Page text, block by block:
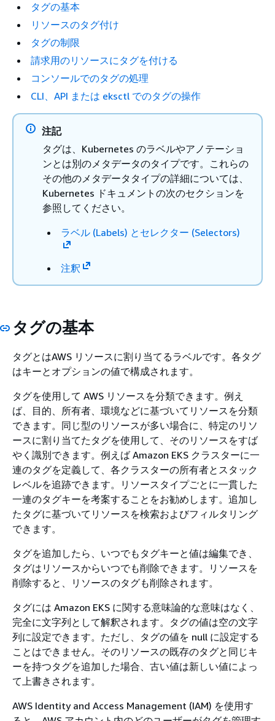
タグの基本
リソースのタグ付け
タグの制限
請求用のリソースにタグを付ける
コンソールでのタグの処理
CLI、API または eksctl でのタグの操作
注記
タグは、Kubernetes のラベルやアノテーショ
ンとは別のメタデータのタイプです。これらの
その他のメタデータタイプの詳細については、
Kubernetes ドキュメントの次のセクションを
参照してください。
ラベル (Labels) とセレクター (Selectors)
注釈
タグの基本
タグとはAWS リソースに割り当てるラベルです。各タグ
はキーとオプションの値で構成されます。
タグを使用して AWS リソースを分類できます。例え
ば、目的、所有者、環境などに基づいてリソースを分類
できます。同じ型のリソースが多い場合に、特定のリソ
ースに割り当てたタグを使用して、そのリソースをすば
やく識別できます。例えば Amazon EKS クラスターに一
連のタグを定義して、各クラスターの所有者とスタック
レベルを追跡できます。リソースタイプごとに一貫した
一連のタグキーを考案することをお勧めします。追加し
たタグに基づいてリソースを検索およびフィルタリング
できます。
タグを追加したら、いつでもタグキーと値は編集でき、
タグはリソースからいつでも削除できます。リソースを
削除すると、リソースのタグも削除されます。
タグには Amazon EKS に関する意味論的な意味はなく、
完全に文字列として解釈されます。タグの値は空の文字
列に設定できます。ただし、タグの値を null に設定する
ことはできません。そのリソースの既存のタグと同じキ
ーを持つタグを追加した場合、古い値は新しい値によっ
て上書きされます。
AWS Identity and Access Management (IAM) を使用す